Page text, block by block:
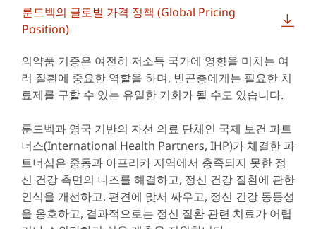
룬드벡의 글로벌 가격 정책 (Global Pricing
Position)
의약품 기증은 여전히 저소득 국가에 영향을 미치는 여
러 질환에 중요한 역할을 하며, 빈곤층에게는 필요한 치
료제를 구할 수 있는 유일한 기회가 될 수도 있습니다.
룬드벡과 영국 기반의 자선 의료 단체인 국제 보건 파트
너스(International Health Partners, IHP)가 체결한 파
트너십은 중동과 아프리카 지역에서 충족되지 못한 정
신 건강 측면의 니즈를 해결하고, 정신 건강 질환에 관한
인식을 개선하고, 편견에 맞서 싸우고, 정신 건강 동등성
을 옹호하고, 결과적으로는 정신 질환 관련 치료가 어렵